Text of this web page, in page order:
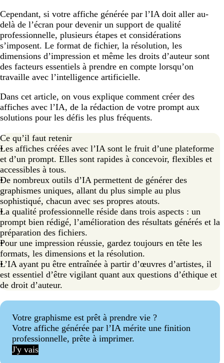
Cependant, si votre affiche générée par l’IA doit aller au-
delà de l’écran pour devenir un support de qualité
professionnelle, plusieurs étapes et considérations
s’imposent. Le format de fichier, la résolution, les
dimensions d’impression et même les droits d’auteur sont
des facteurs essentiels à prendre en compte lorsqu’on
travaille avec l’intelligence artificielle.
Dans cet article, on vous explique comment créer des
affiches avec l’IA, de la rédaction de votre prompt aux
solutions pour les défis les plus fréquents.
Ce qu’il faut retenir
Les affiches créées avec l’IA sont le fruit d’une plateforme
et d’un prompt. Elles sont rapides à concevoir, flexibles et
accessibles à tous.
De nombreux outils d’IA permettent de générer des
graphismes uniques, allant du plus simple au plus
sophistiqué, chacun avec ses propres atouts.
La qualité professionnelle réside dans trois aspects : un
prompt bien rédigé, l’amélioration des résultats générés et la
préparation des fichiers.
Pour une impression réussie, gardez toujours en tête les
formats, les dimensions et la résolution.
L’IA ayant pu être entraînée à partir d’œuvres d’artistes, il
est essentiel d’être vigilant quant aux questions d’éthique et
de droit d’auteur.
Votre graphisme est prêt à prendre vie ?
Votre affiche générée par l’IA mérite une finition
professionnelle, prête à imprimer.
J'y vais
Imprimez votre affiche générée par l’IA